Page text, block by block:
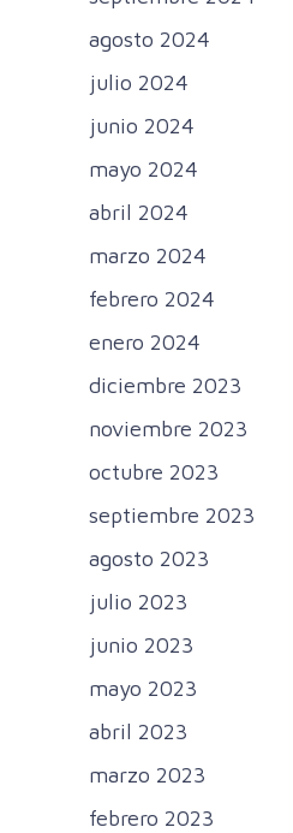
agosto 2024
julio 2024
junio 2024
mayo 2024
abril 2024
marzo 2024
febrero 2024
enero 2024
diciembre 2023
noviembre 2023
octubre 2023
septiembre 2023
agosto 2023
julio 2023
junio 2023
mayo 2023
abril 2023
marzo 2023
febrero 2023